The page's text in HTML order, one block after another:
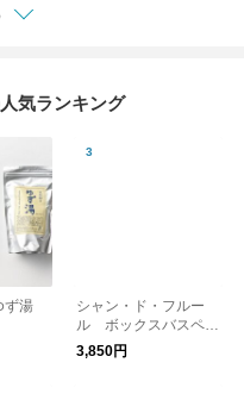
気ランキング
ず湯
シャン・ド・フルー
ル ボックスバスペタ
ル
3,850円